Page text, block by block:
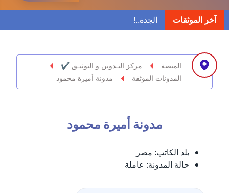
مدونة ابراهيم البراعم
عاملة
مدونة احمد ابراهيم
مدونة أحمد أبو الدهب
مدونة احمد البحيري
عاملة
آخر الموثقات
المنصة
مركز التـدوين و التوثيـق ✔
المدونات الموثقة
مدونة أميرة محمود
مدونة أميرة محمود
بلد الكاتب: مصر
حالة المدونة: عاملة